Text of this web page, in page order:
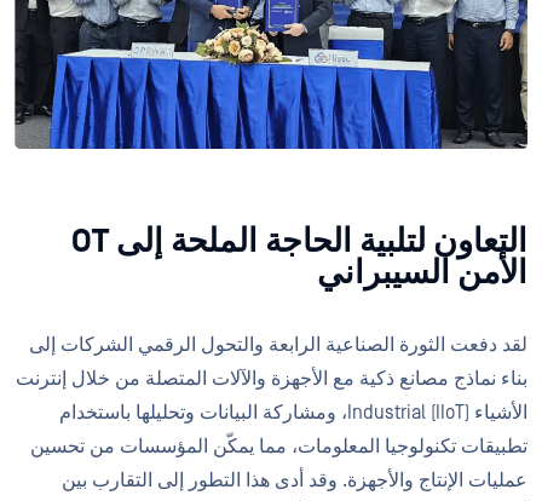
التعاون لتلبية الحاجة الملحة إلى OT
الأمن السيبراني
لقد دفعت الثورة الصناعية الرابعة والتحول الرقمي الشركات إلى
بناء نماذج مصانع ذكية مع الأجهزة والآلات المتصلة من خلال إنترنت
الأشياء Industrial (IIoT)، ومشاركة البيانات وتحليلها باستخدام
تطبيقات تكنولوجيا المعلومات، مما يمكّن المؤسسات من تحسين
عمليات الإنتاج والأجهزة. وقد أدى هذا التطور إلى التقارب بين